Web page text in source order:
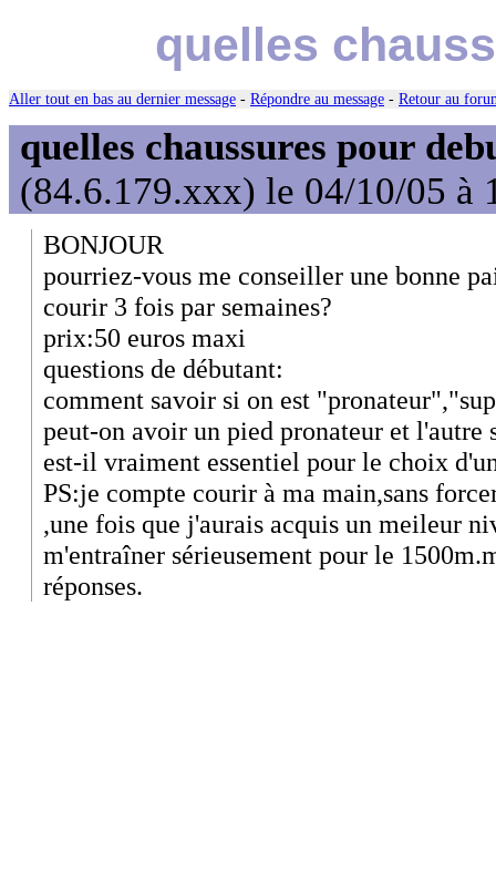
quelles
Aller tout en bas au dernier message - Répondre au message - Retour au
quelles chaussures pour
(84.6.179.xxx) le 04/10/05 à
BONJOUR
pourriez-vous me conseiller une bonne
courir 3 fois par semaines?
prix:50 euros maxi
questions de débutant:
comment savoir si on est
peut-on avoir un pied pronateur et l'autre
est-il vraiment essentiel pour le choix
PS:je compte courir à ma main,sans
,une fois que j'aurais acquis un meileur
m'entraîner sérieusement pour le
réponses.